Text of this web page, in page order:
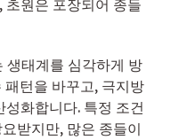
초원은 포장되어 종들
생태계를 심각하게 방
턴을 바꾸고, 극지방
화합니다. 특정 조건
받지만, 많은 종들이